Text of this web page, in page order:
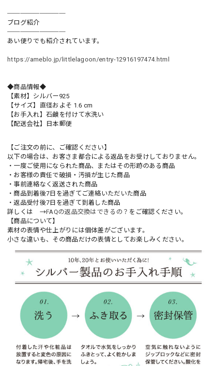
─────────
ブログ紹介
─────────
あい便りでも紹介されています。
https://ameblo.jp/littlelagoon/entry-12916197474.html
◆商品情報◆
【素材】シルバー925
【サイズ】直径およそ 1.6 cm
【お手入れ】石鹸を付けて水洗い
【配送会社】日本郵便
【ご注文の前に、ご確認ください】
以下の場合は、お客さま都合による返品をお受けしておりません。
・一度ご使用になられた商品、またはその形跡のある商品
・お客様の責任で破損・汚損が生じた商品
・事前連絡なく返送された商品
・商品到着後7日を過ぎてご連絡いただいた商品
・返品受付後7日を過ぎて到着した商品
詳しくは →FAQの返品交換はできるの？ をご確認ください。
【商品について】
素材の表情や仕上がりには個体差がございます。
小さな違いも、その商品だけの表情としてお楽しみください。